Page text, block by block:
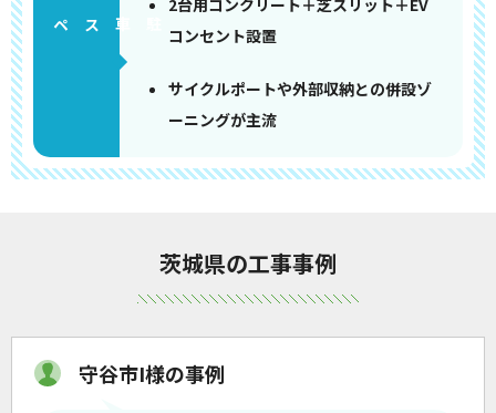
2台用コンクリート＋芝スリット＋EV
コンセント設置
サイクルポートや外部収納との併設ゾ
ーニングが主流
茨城県の工事事例
守谷市I様の事例